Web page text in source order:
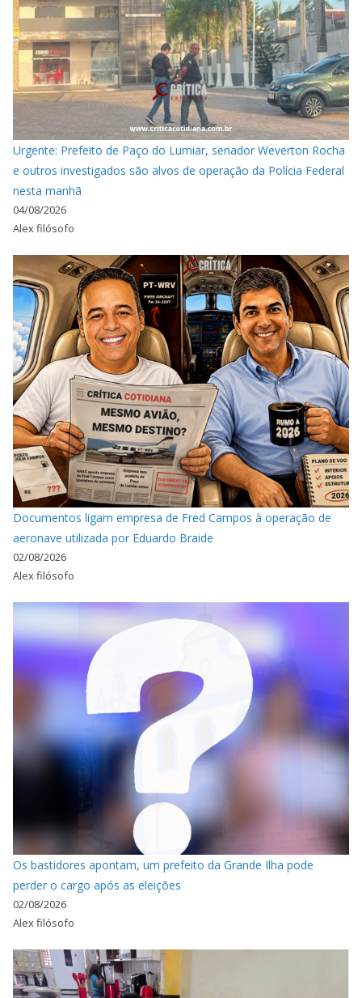
Urgente: Prefeito de Paço do Lumiar, senador Weverton Rocha
e outros investigados são alvos de operação da Polícia Federal
nesta manhã
04/08/2026
Alex filósofo
Documentos ligam empresa de Fred Campos à operação de
aeronave utilizada por Eduardo Braide
02/08/2026
Alex filósofo
Os bastidores apontam, um prefeito da Grande Ilha pode
perder o cargo após as eleições
02/08/2026
Alex filósofo